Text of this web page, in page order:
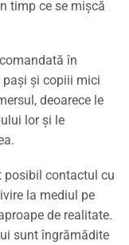
timp ce se mișcă
în
și copiii mici
deoarece le
lor și le
posibil contactul cu
la mediul pe
de realitate.
sunt îngrămădite